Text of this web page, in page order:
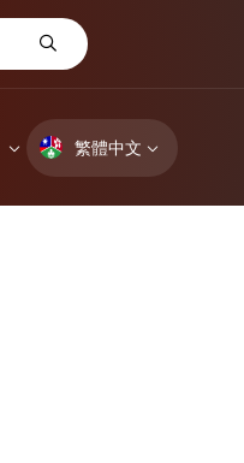
繁體中文